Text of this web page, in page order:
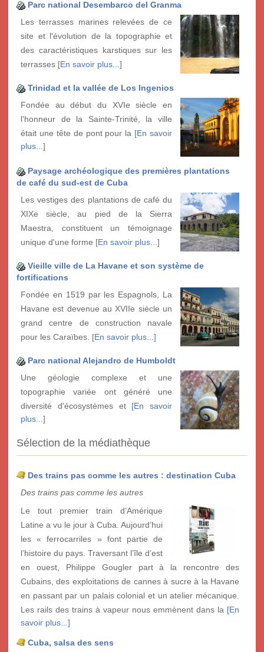
Parc national Desembarco del Granma
Les terrasses marines relevées de ce
site et l'évolution de la topographie et
des caractéristiques karstiques sur les
terrasses [En savoir plus...]
Trinidad et la vallée de Los Ingenios
Fondée au début du XVIe siècle en
l'honneur de la Sainte-Trinité, la ville
était une tête de pont pour la [En savoir
plus...]
Paysage archéologique des premières plantations
de café du sud-est de Cuba
Les vestiges des plantations de café du
XIXe siècle, au pied de la Sierra
Maestra, constituent un témoignage
unique d'une forme [En savoir plus...]
Vieille ville de La Havane et son système de
fortifications
Fondée en 1519 par les Espagnols, La
Havane est devenue au XVIIe siècle un
grand centre de construction navale
pour les Caraïbes. [En savoir plus...]
Parc national Alejandro de Humboldt
Une géologie complexe et une
topographie variée ont généré une
diversité d'écosystèmes et [En savoir
plus...]
Sélection de la médiathèque
Des trains pas comme les autres : destination Cuba
Des trains pas comme les autres
Le tout premier train d’Amérique
Latine a vu le jour à Cuba. Aujourd’hui
les « ferrocarriles » font partie de
l’histoire du pays. Traversant l’île d’est
en ouest, Philippe Gougler part à la rencontre des
Cubains, des exploitations de cannes à sucre à la Havane
en passant par un palais colonial et un atelier mécanique.
Les rails des trains à vapeur nous emmènent dans la [En
savoir plus...]
Cuba, salsa des sens